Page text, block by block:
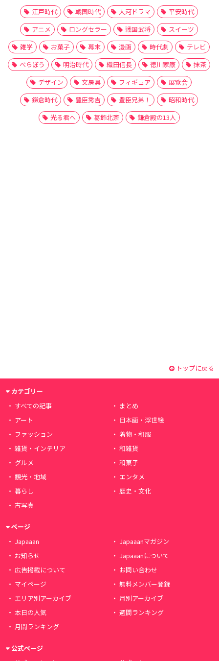
江戸時代 戦国時代 大河ドラマ
平安時代
アニメ
ロングセラー 戦国武将
スイーツ
雑学
お菓子 幕末 漫画 時代劇
テレビ
べらぼう
明治時代 織田信長 徳川家康
抹茶
デザイン
文房具 フィギュア
展覧会
鎌倉時代
豊臣秀吉 豊臣兄弟！
昭和時代
光る君へ
葛飾北斎 鎌倉殿の13人
トップに戻る
カテゴリー
すべての記事
まとめ
アート
日本画・浮世絵
ファッション
着物・和服
雑貨・インテリア
和雑貨
グルメ
和菓子
観光・地域
エンタメ
暮らし
歴史・文化
古写真
ページ
Japaaan
Japaaanマガジン
お知らせ
Japaaanについて
広告掲載について
お問い合わせ
マイページ
無料メンバー登録
エリア別アーカイブ
月別アーカイブ
本日の人気
週間ランキング
月間ランキング
公式ページ